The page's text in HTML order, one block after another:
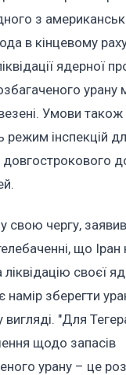
з
в кінцевому
ядерної
урану
Умови також
режим інспекцій
довгострокового
свою чергу,
що Іран
своєї
намір зберегти
"Для
щодо запасів
урану – це